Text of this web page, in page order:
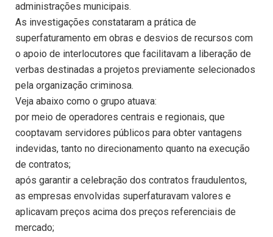
administrações municipais.
As investigações constataram a prática de
superfaturamento em obras e desvios de recursos com
o apoio de interlocutores que facilitavam a liberação de
verbas destinadas a projetos previamente selecionados
pela organização criminosa.
Veja abaixo como o grupo atuava:
por meio de operadores centrais e regionais, que
cooptavam servidores públicos para obter vantagens
indevidas, tanto no direcionamento quanto na execução
de contratos;
após garantir a celebração dos contratos fraudulentos,
as empresas envolvidas superfaturavam valores e
aplicavam preços acima dos preços referenciais de
mercado;